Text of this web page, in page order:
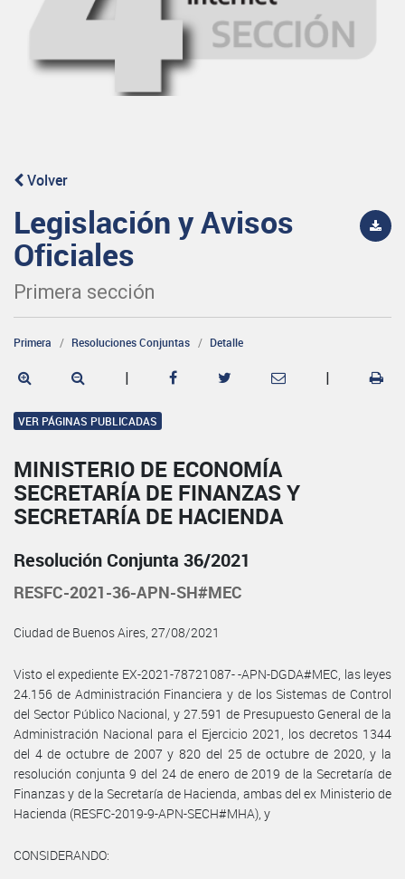
Volver
Legislación y Avisos
Oficiales
Primera sección
Primera Resoluciones Conjuntas Detalle
| |
VER PÁGINAS PUBLICADAS
MINISTERIO DE ECONOMÍA
SECRETARÍA DE FINANZAS Y
SECRETARÍA DE HACIENDA
Resolución Conjunta 36/2021
RESFC-2021-36-APN-SH#MEC
Ciudad de Buenos Aires, 27/08/2021
Visto el expediente EX-2021-78721087- -APN-DGDA#MEC, las leyes
24.156 de Administración Financiera y de los Sistemas de Control
del Sector Público Nacional, y 27.591 de Presupuesto General de la
Administración Nacional para el Ejercicio 2021, los decretos 1344
del 4 de octubre de 2007 y 820 del 25 de octubre de 2020, y la
resolución conjunta 9 del 24 de enero de 2019 de la Secretaría de
Finanzas y de la Secretaría de Hacienda, ambas del ex Ministerio de
Hacienda (RESFC-2019-9-APN-SECH#MHA), y
CONSIDERANDO: